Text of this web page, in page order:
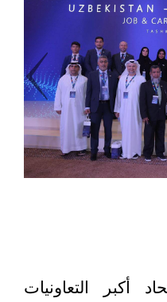
أكبر التعاونيات